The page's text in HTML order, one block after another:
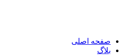
صفحه اصلی
بلاگ